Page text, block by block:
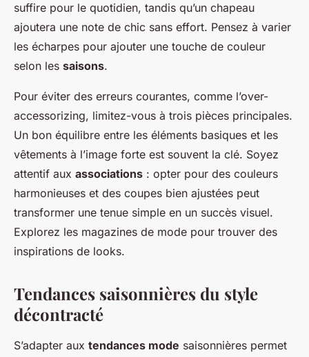
suffire pour le quotidien, tandis qu’un chapeau
ajoutera une note de chic sans effort. Pensez à varier
les écharpes pour ajouter une touche de couleur
selon les saisons.
Pour éviter des erreurs courantes, comme l’over-
accessorizing, limitez-vous à trois pièces principales.
Un bon équilibre entre les éléments basiques et les
vêtements à l’image forte est souvent la clé. Soyez
attentif aux associations : opter pour des couleurs
harmonieuses et des coupes bien ajustées peut
transformer une tenue simple en un succès visuel.
Explorez les magazines de mode pour trouver des
inspirations de looks.
Tendances saisonnières du style
décontracté
S’adapter aux tendances mode saisonnières permet